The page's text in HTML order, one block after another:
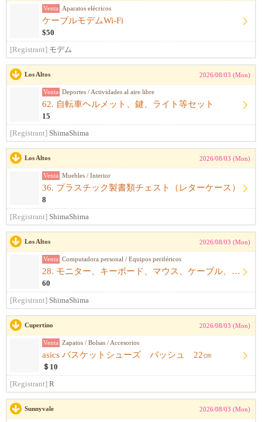
Venta Aparatos elécricos
ケーブルモデムWi-Fi
$50
[Registrant] モデム
Los Altos 2026/08/03 (Mon)
Venta Deportes / Actividades al aire libre
62. 自転車ヘルメット、鍵、ライト等セット
15
[Registrant] ShimaShima
Los Altos 2026/08/03 (Mon)
Venta Muebles / Interior
36. プラスチック製書類チェスト（レターケース）
8
[Registrant] ShimaShima
Los Altos 2026/08/03 (Mon)
Venta Computadora personal / Equipos periféricos
28. モニター、キーボード、マウス、ケーブル、アームレスト一式
60
[Registrant] ShimaShima
Cupertino 2026/08/03 (Mon)
Venta Zapatos / Bolsas / Accesorios
asics バスケットシューズ バッシュ 22㎝
＄10
[Registrant] R
Sunnyvale 2026/08/03 (Mon)